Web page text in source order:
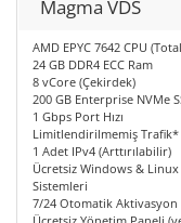
Magma VDS
AMD EPYC 7642 CPU
24 GB DDR4 ECC Ram
8 vCore (Çekirdek)
200 GB Enterprise NVMe
1 Gbps Port Hızı
Limitlendirilmemiş Trafik*
1 Adet IPv4 (Arttırılabilir)
Ücretsiz Windows &
Sistemleri
7/24 Otomatik Aktivasyon